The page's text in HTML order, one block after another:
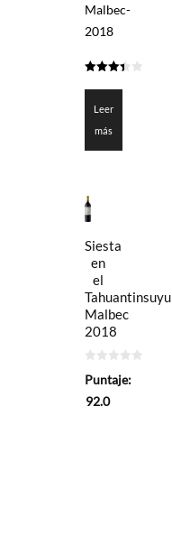
Malbec-
2018
de 5
Leer
más
Siesta
en
el
Tahuantinsuyu
Malbec
2018
de
Puntaje:
92.0